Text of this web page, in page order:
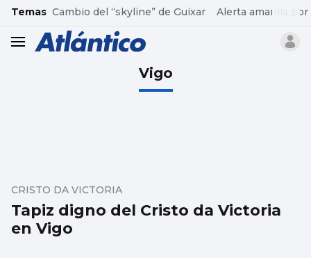
common.go-to-content
Temas Cambio del “skyline” de Guixar Alerta amarilla por
header.menu.open
Vigo
Tapiz digno del Cristo da Victoria
en Vigo
CRISTO DA VICTORIA